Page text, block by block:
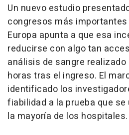
Un nuevo estudio
congresos más
Europa apunta a que esa
reducirse con algo tan
análisis de sangre
horas tras el ingreso. El
identificado los
fiabilidad a la prueba que
la mayoría de los hospitales.